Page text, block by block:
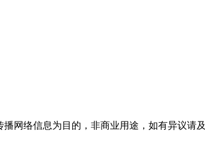
络信息为目的，非商业用途，如有异议请